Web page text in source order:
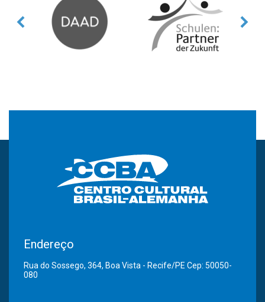
Endereço
Rua do Sossego, 364, Boa Vista - Recife/PE Cep: 50050-
080